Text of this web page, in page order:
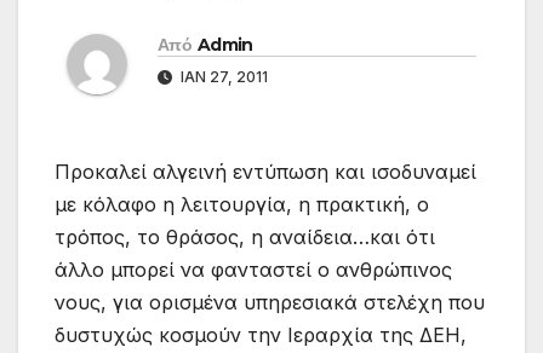
Από Admin
ΙΑΝ 27, 2011
Προκαλεί αλγεινή εντύπωση και ισοδυναμεί
με κόλαφο η λειτουργία, η πρακτική, ο
τρόπος, το θράσος, η αναίδεια…και ότι
άλλο μπορεί να φανταστεί ο ανθρώπινος
νους, για ορισμένα υπηρεσιακά στελέχη που
δυστυχώς κοσμούν την Ιεραρχία της ΔΕΗ,